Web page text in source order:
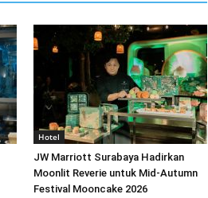
Hotel
JW Marriott Surabaya Hadirkan
Moonlit Reverie untuk Mid-Autumn
Festival Mooncake 2026